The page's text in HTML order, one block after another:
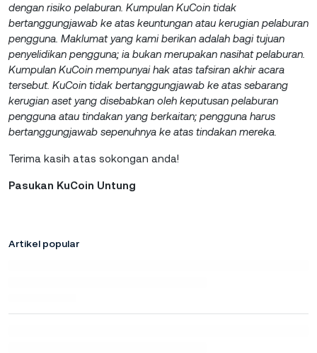
dengan risiko pelaburan. Kumpulan KuCoin tidak
bertanggungjawab ke atas keuntungan atau kerugian pelaburan
pengguna. Maklumat yang kami berikan adalah bagi tujuan
penyelidikan pengguna; ia bukan merupakan nasihat pelaburan.
Kumpulan KuCoin mempunyai hak atas tafsiran akhir acara
tersebut. KuCoin tidak bertanggungjawab ke atas sebarang
kerugian aset yang disebabkan oleh keputusan pelaburan
pengguna atau tindakan yang berkaitan; pengguna harus
bertanggungjawab sepenuhnya ke atas tindakan mereka.
Terima kasih atas sokongan anda!
Pasukan KuCoin Untung
Artikel popular